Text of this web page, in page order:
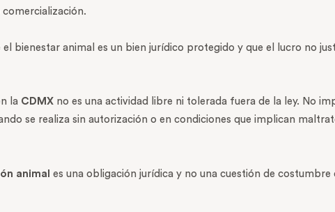
bienestar animal es un bien jurídico protegido y que el lucro no
la CDMX no es una actividad libre ni tolerada fuera de la ley. No
se realiza sin autorización o en condiciones que implican
animal es una obligación jurídica y no una cuestión de costumbre